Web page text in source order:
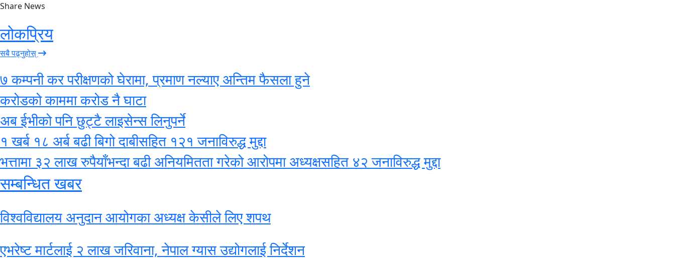
Share News
लोकप्रिय
सबै पढ्नुहोस्
७ कम्पनी कर परीक्षणको घेरामा, प्रमाण नल्याए अन्तिम फैसला हुने
करोडको काममा करोड नै घाटा
अब ईभीको पनि छुट्टै लाइसेन्स लिनुपर्ने
१ खर्ब १८ अर्ब बढी बिगो दाबीसहित १२१ जनाविरुद्ध मुद्दा
भत्तामा ३२ लाख रुपैयाँभन्दा बढी अनियमितता गरेको आरोपमा अध्यक्षसहित ४२ जनाविरुद्ध मुद्दा
सम्बन्धित खबर
विश्वविद्यालय अनुदान आयोगका अध्यक्ष केसीले लिए शपथ
एभरेष्ट मार्टलाई २ लाख जरिवाना, नेपाल ग्यास उद्योगलाई निर्देशन